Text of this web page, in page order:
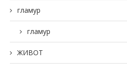
гламур
гламур
ЖИВОТ